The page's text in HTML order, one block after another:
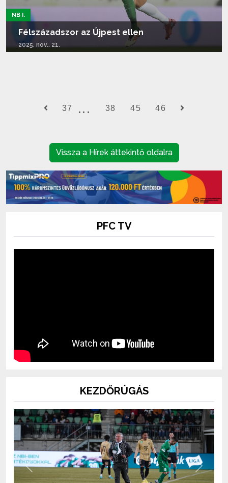
NB I.
Félszázadszor az Újpest ellen
2025. nov.. 21.
37 38 45 46
Vissza a Hírek áttekintő oldalra
PFC TV
KEZDŐRÚGÁS
Previous Next